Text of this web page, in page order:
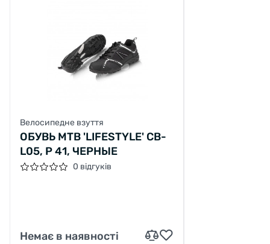
Велосипедне взуття
ОБУВЬ MTB 'LIFESTYLE' CB-
L05, Р 41, ЧЕРНЫЕ
0 відгуків
Немає в наявності